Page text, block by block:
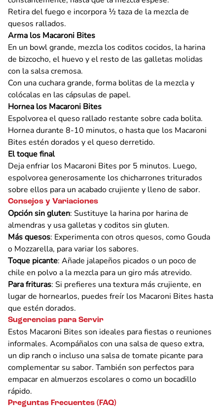
Retira del fuego e incorpora ½ taza de la mezcla de
quesos rallados.
Arma los Macaroni Bites
En un bowl grande, mezcla los coditos cocidos, la harina
de bizcocho, el huevo y el resto de las galletas molidas
con la salsa cremosa.
Con una cuchara grande, forma bolitas de la mezcla y
colócalas en las cápsulas de papel.
Hornea los Macaroni Bites
Espolvorea el queso rallado restante sobre cada bolita.
Hornea durante 8-10 minutos, o hasta que los Macaroni
Bites estén dorados y el queso derretido.
El toque final
Deja enfriar los Macaroni Bites por 5 minutos. Luego,
espolvorea generosamente los chicharrones triturados
sobre ellos para un acabado crujiente y lleno de sabor.
Consejos y Variaciones
Opción sin gluten: Sustituye la harina por harina de
almendras y usa galletas y coditos sin gluten.
Más quesos: Experimenta con otros quesos, como Gouda
o Mozzarella, para variar los sabores.
Toque picante: Añade jalapeños picados o un poco de
chile en polvo a la mezcla para un giro más atrevido.
Para frituras: Si prefieres una textura más crujiente, en
lugar de hornearlos, puedes freír los Macaroni Bites hasta
que estén dorados.
Sugerencias para Servir
Estos Macaroni Bites son ideales para fiestas o reuniones
informales. Acompáñalos con una salsa de queso extra,
un dip ranch o incluso una salsa de tomate picante para
complementar su sabor. También son perfectos para
empacar en almuerzos escolares o como un bocadillo
rápido.
Preguntas Frecuentes (FAQ)